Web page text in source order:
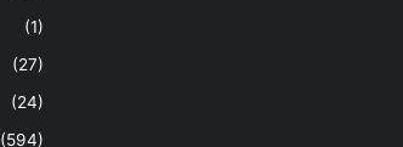
(1)
(27)
(24)
(594)